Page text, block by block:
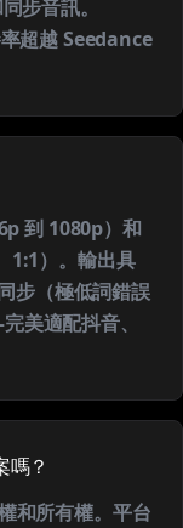
步音訊。
超越 Seedance
到 1080p）和
1:1）。輸出具
步（極低詞錯誤
美適配抖音、
嗎？
和所有權。平台